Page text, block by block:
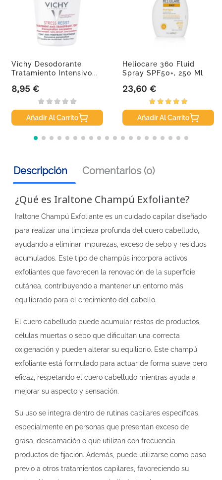
Vichy Desodorante
Tratamiento Intensivo...
Precio
8,95 €
Añadir Al Carrito
Heliocare 360 Fluid
Spray SPF50+, 250 Ml
Precio
23,60 €
Añadir Al Carrito
Descripción Comentarios (0)
¿Qué es Iraltone Champú Exfoliante?
Iraltone Champú Exfoliante es un cuidado capilar diseñado
para realizar una limpieza profunda del cuero cabelludo,
ayudando a eliminar impurezas, exceso de sebo y residuos
acumulados. Este tipo de champús incorpora activos
exfoliantes que favorecen la renovación de la superficie
cutánea, contribuyendo a mantener un entorno más
equilibrado para el crecimiento del cabello.
El cuero cabelludo puede acumular restos de productos,
células muertas o sebo que dificultan una correcta
oxigenación y pueden alterar su equilibrio. Este champú
exfoliante está formulado para actuar de forma suave pero
eficaz, respetando el cuero cabelludo mientras ayuda a
mejorar su aspecto y sensación.
Su uso se integra dentro de rutinas capilares específicas,
especialmente en personas que presentan exceso de
grasa, descamación o que utilizan con frecuencia
productos de fijación. Además, puede utilizarse como paso
previo a otros tratamientos capilares, favoreciendo su